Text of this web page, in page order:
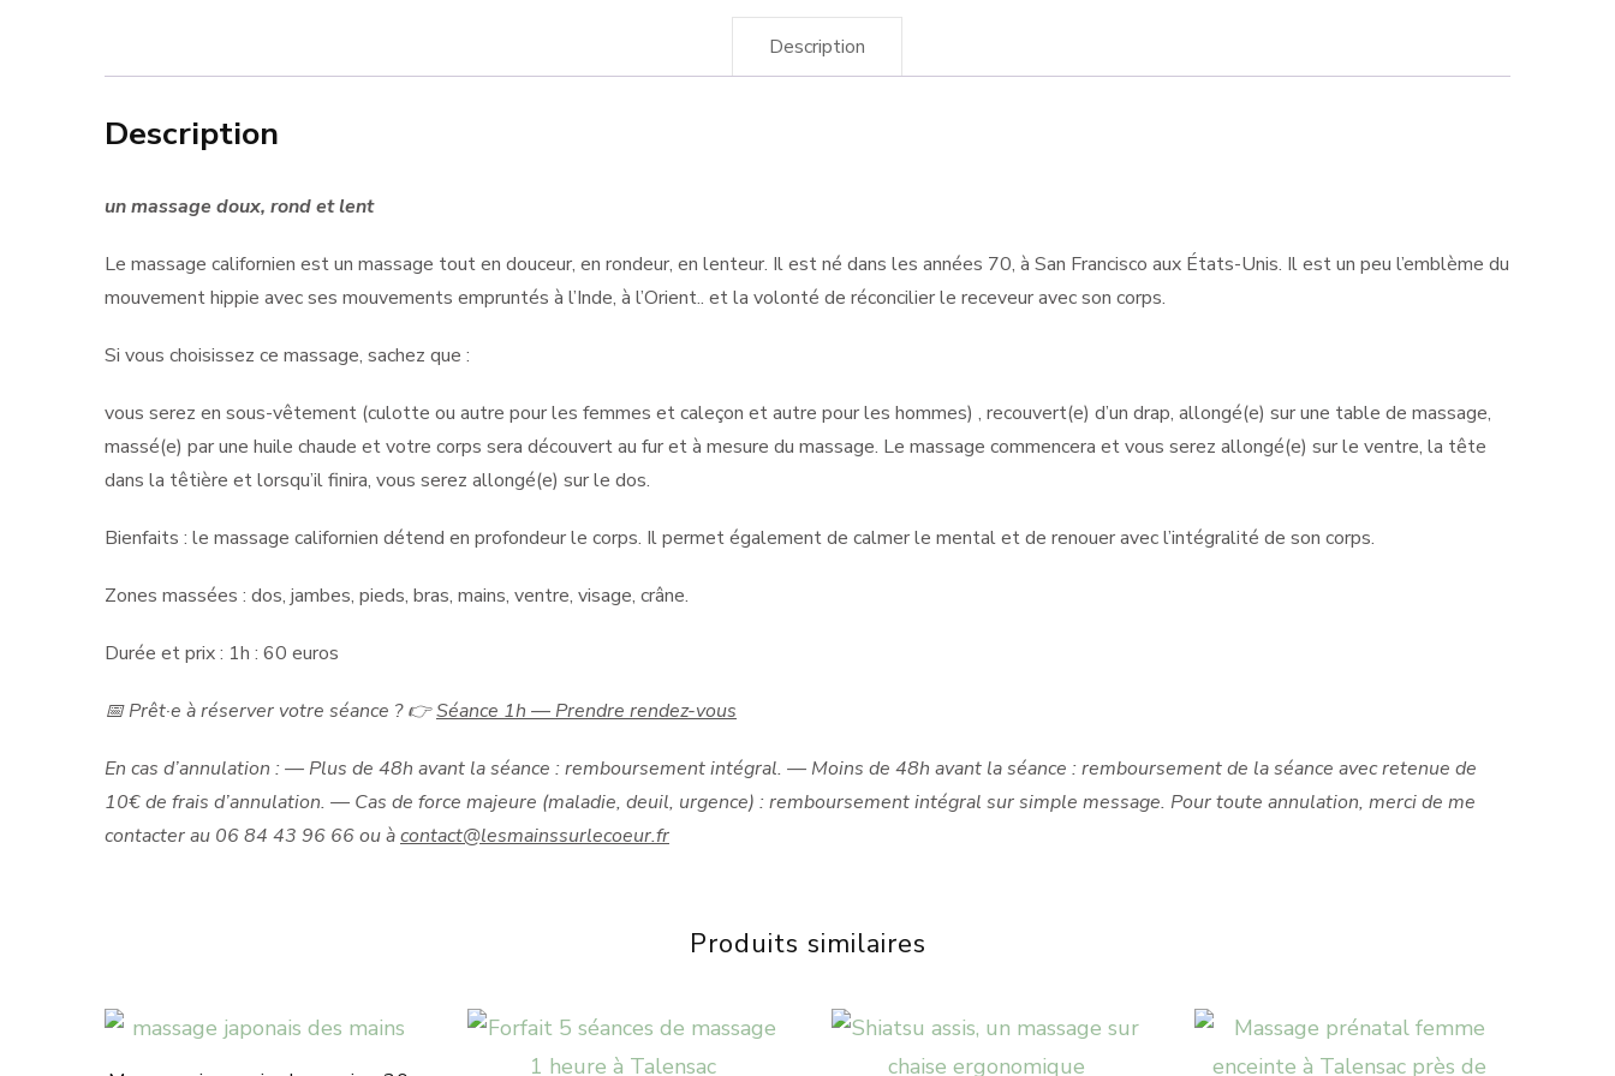
Description
Description
un massage doux, rond et lent
Le massage californien est un massage tout en douceur, en rondeur, en lenteur. Il est né dans les années 70, à San Francisco aux États-Unis. Il est un peu l’emblème du
mouvement hippie avec ses mouvements empruntés à l’Inde, à l’Orient.. et la volonté de réconcilier le receveur avec son corps.
Si vous choisissez ce massage, sachez que :
vous serez en sous-vêtement (culotte ou autre pour les femmes et caleçon et autre pour les hommes) , recouvert(e) d’un drap, allongé(e) sur une table de massage,
massé(e) par une huile chaude et votre corps sera découvert au fur et à mesure du massage. Le massage commencera et vous serez allongé(e) sur le ventre, la tête
dans la têtière et lorsqu’il finira, vous serez allongé(e) sur le dos.
Bienfaits : le massage californien détend en profondeur le corps. Il permet également de calmer le mental et de renouer avec l’intégralité de son corps.
Zones massées : dos, jambes, pieds, bras, mains, ventre, visage, crâne.
Durée et prix : 1h : 60 euros
📅 Prêt·e à réserver votre séance ? 👉Séance 1h — Prendre rendez-vous
En cas d’annulation : — Plus de 48h avant la séance : remboursement intégral. — Moins de 48h avant la séance : remboursement de la séance avec retenue de
10€ de frais d’annulation. — Cas de force majeure (maladie, deuil, urgence) : remboursement intégral sur simple message. Pour toute annulation, merci de me
contacter au 06 84 43 96 66 ou àcontact@lesmainssurlecoeur.fr
Produits similaires